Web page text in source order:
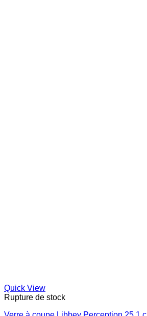
Quick View
Rupture de stock